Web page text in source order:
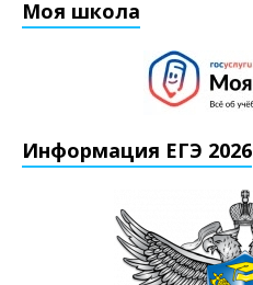
Моя школа
Информация ЕГЭ 2026